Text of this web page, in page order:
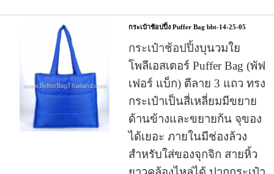
กระเป๋าช้อปปิ้ง Puffer Bag bbt-14-25-05
กระเป๋าช้อปปิ้งบุนวมใย
โพลีเอสเตอร์ Puffer Bag (พัฟ
เฟอร์ แบ็ก) ตีลาย 3 แถว ทรง
กระเป๋าเป็นสี่เหลี่ยมมีขยาย
ด้านข้างและขยายก้น จุของ
ได้เยอะ ภายในมีช่องล้วง
สำหรับใส่ของจุกจิก สายหิ้ว